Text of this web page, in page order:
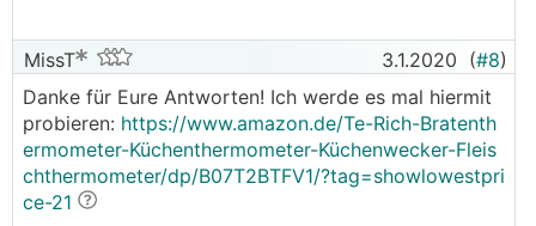
MissT 3.1.2020 (#8)
Danke für Eure Antworten! Ich werde es mal hiermit
probieren: https://www.amazon.de/Te-Rich-Bratenth
ermometer-Küchenthermometer-Küchenwecker-Fleis
chthermometer/dp/B07T2BTFV1/?tag=showlowestpri
ce-21